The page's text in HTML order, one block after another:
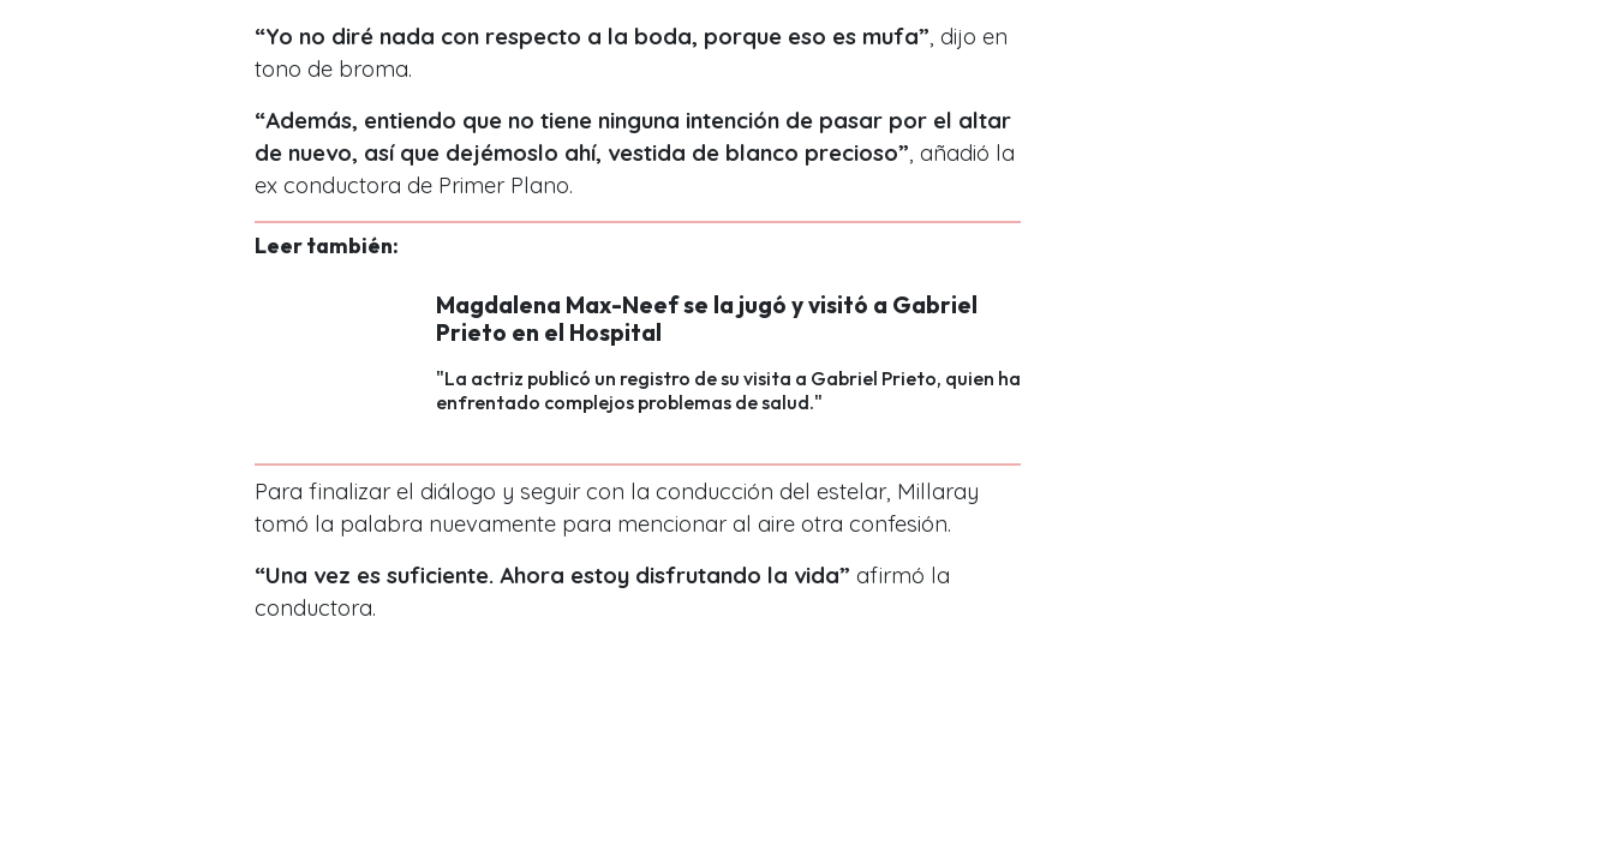
“Yo no diré nada con respecto a la boda, porque eso es mufa” , dijo en
tono de broma.
“Además, entiendo que no tiene ninguna intención de pasar por el altar
de nuevo, así que dejémoslo ahí, vestida de blanco precioso” , añadió la
ex conductora de Primer Plano.
Leer también:
Magdalena Max-Neef se la jugó y visitó a Gabriel
Prieto en el Hospital
"La actriz publicó un registro de su visita a Gabriel Prieto, quien ha
enfrentado complejos problemas de salud."
Para finalizar el diálogo y seguir con la conducción del estelar, Millaray
tomó la palabra nuevamente para mencionar al aire otra confesión.
“Una vez es suficiente. Ahora estoy disfrutando la vida” afirmó la
conductora.